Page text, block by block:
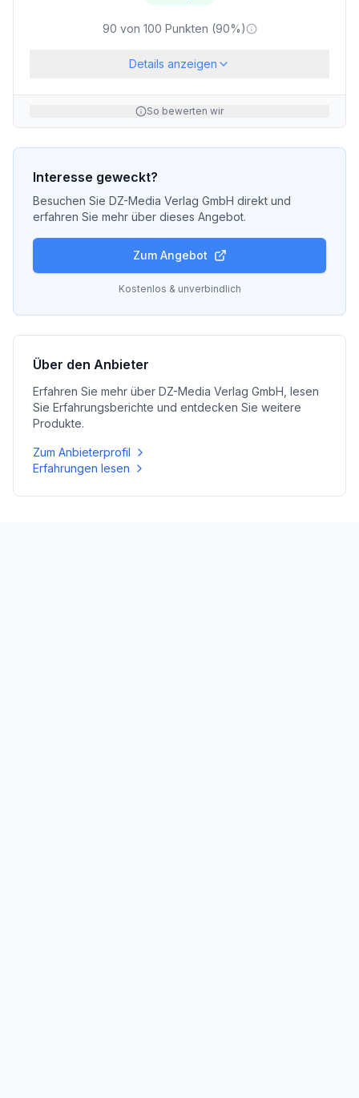
90 von 100 Punkten (90%)
Details anzeigen
So bewerten wir
Interesse geweckt?
Besuchen Sie DZ-Media Verlag GmbH direkt und
erfahren Sie mehr über dieses Angebot.
Zum Angebot
Kostenlos & unverbindlich
Über den Anbieter
Erfahren Sie mehr über DZ-Media Verlag GmbH , lesen
Sie Erfahrungsberichte und entdecken Sie weitere
Produkte.
Zum Anbieterprofil
Erfahrungen lesen